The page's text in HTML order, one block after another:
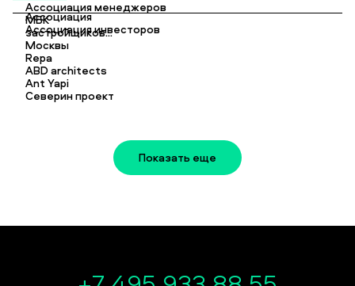
Ассоциация менеджеров
МБК
Ассоциация
застройщиков
Московской области
Ассоциация инвесторов
Москвы
Repa
ABD architects
Ant Yapi
Северин проект
Показать еще